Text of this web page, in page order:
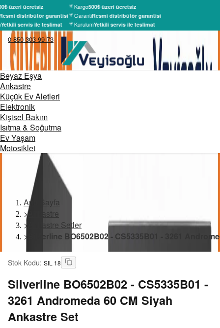
üzeri ücretsiz
distribütör garantisi
Yetkili servis ile teslimat
Kargo500₺ üzeri ücretsiz
GarantiResmi distribütör garantisi
KurulumYetkili servis ile teslimat
0 850 303 99 73
Beyaz Eşya
Ankastre
Küçük Ev Aletleri
Elektronik
Kişisel Bakım
Isıtma & Soğutma
Ev Yaşam
Motosiklet
Ana Sayfa
>Ankastre
>
Ankastre Setler
>
Silverline BO6502B02 - CS5335B01 - 3261
Stok Kodu: SIL 18
Silverline BO6502B02 - CS5335B01 -
3261 Andromeda 60 CM Siyah
Ankastre Set